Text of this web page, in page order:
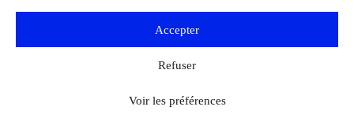
Accepter
Refuser
Voir les préférences
Yvonne, lui narrant les événements de la Libération de Paris.
Voir tous les événements